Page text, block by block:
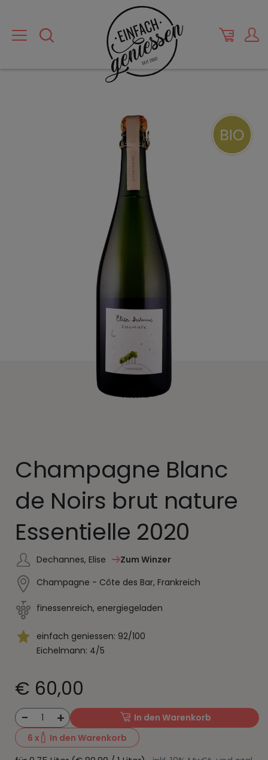
Champagne Blanc
de Noirs brut nature
Essentielle 2020
Dechannes, Elise
Zum Winzer
Champagne - Côte des Bar, Frankreich
finessenreich, energiegeladen
einfach geniessen: 92/100
Eichelmann: 4/5
€ 60,00
- 1 +
In den Warenkorb
6 x In den Warenkorb